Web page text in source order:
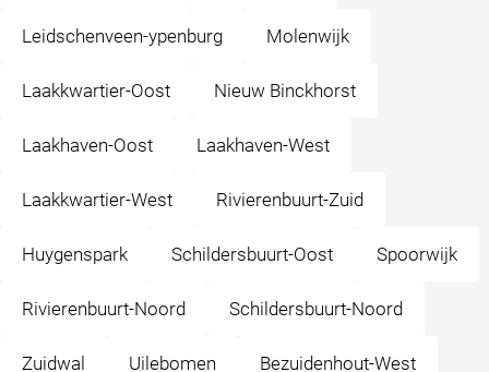
Leidschenveen-ypenburg Molenwijk
Laakkwartier-Oost Nieuw Binckhorst
Laakhaven-Oost Laakhaven-West
Laakkwartier-West Rivierenbuurt-Zuid
Huygenspark Schildersbuurt-Oost Spoorwijk
Rivierenbuurt-Noord Schildersbuurt-Noord
Zuidwal Uilebomen Bezuidenhout-West